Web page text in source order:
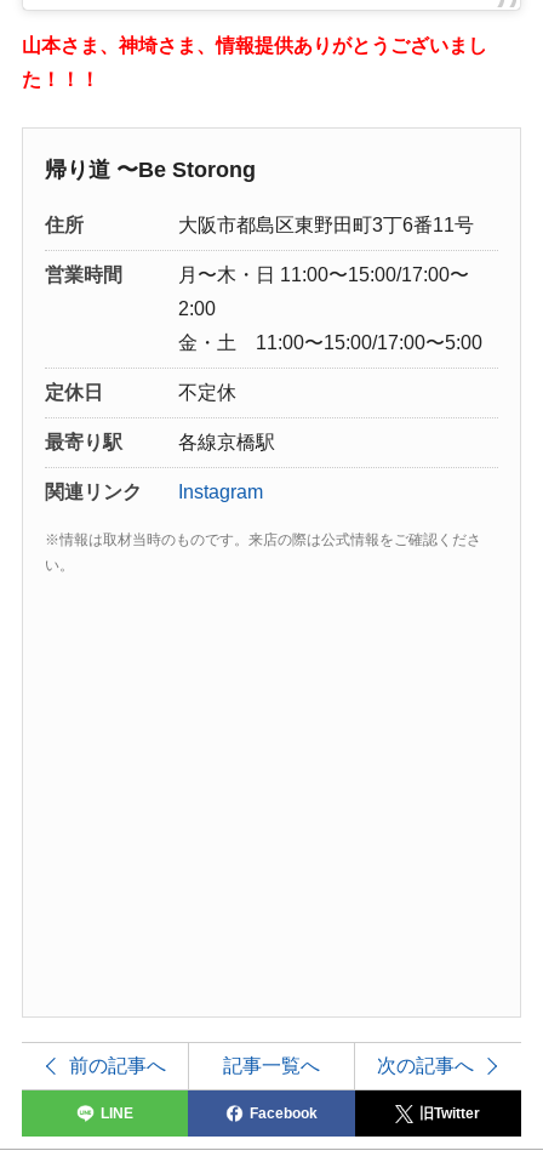
山本さま、神埼さま、情報提供ありがとうございまし
た！！！
帰り道 〜Be Storong
住所 大阪市都島区東野田町3丁6番11号
営業時間
月〜木・日 11:00〜15:00/17:00〜
2:00
金・土 11:00〜15:00/17:00〜5:00
定休日 不定休
最寄り駅 各線京橋駅
関連リンク Instagram
※情報は取材当時のものです。来店の際は公式情報をご確認くださ
い。
前の記事へ 記事一覧へ 次の記事へ
LINE Facebook 旧Twitter